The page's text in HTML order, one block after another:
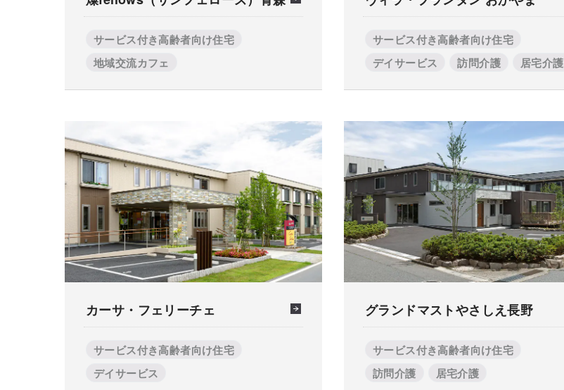
サービス付き高齢者向け住宅
地域交流カフェ
サービス付き高齢者向け住宅
デイサービス
訪問介護 居宅介護
カーサ・フェリーチェ
サービス付き高齢者向け住宅
デイサービス
グランドマストやさしえ長野
サービス付き高齢者向け住宅
訪問介護
居宅介護